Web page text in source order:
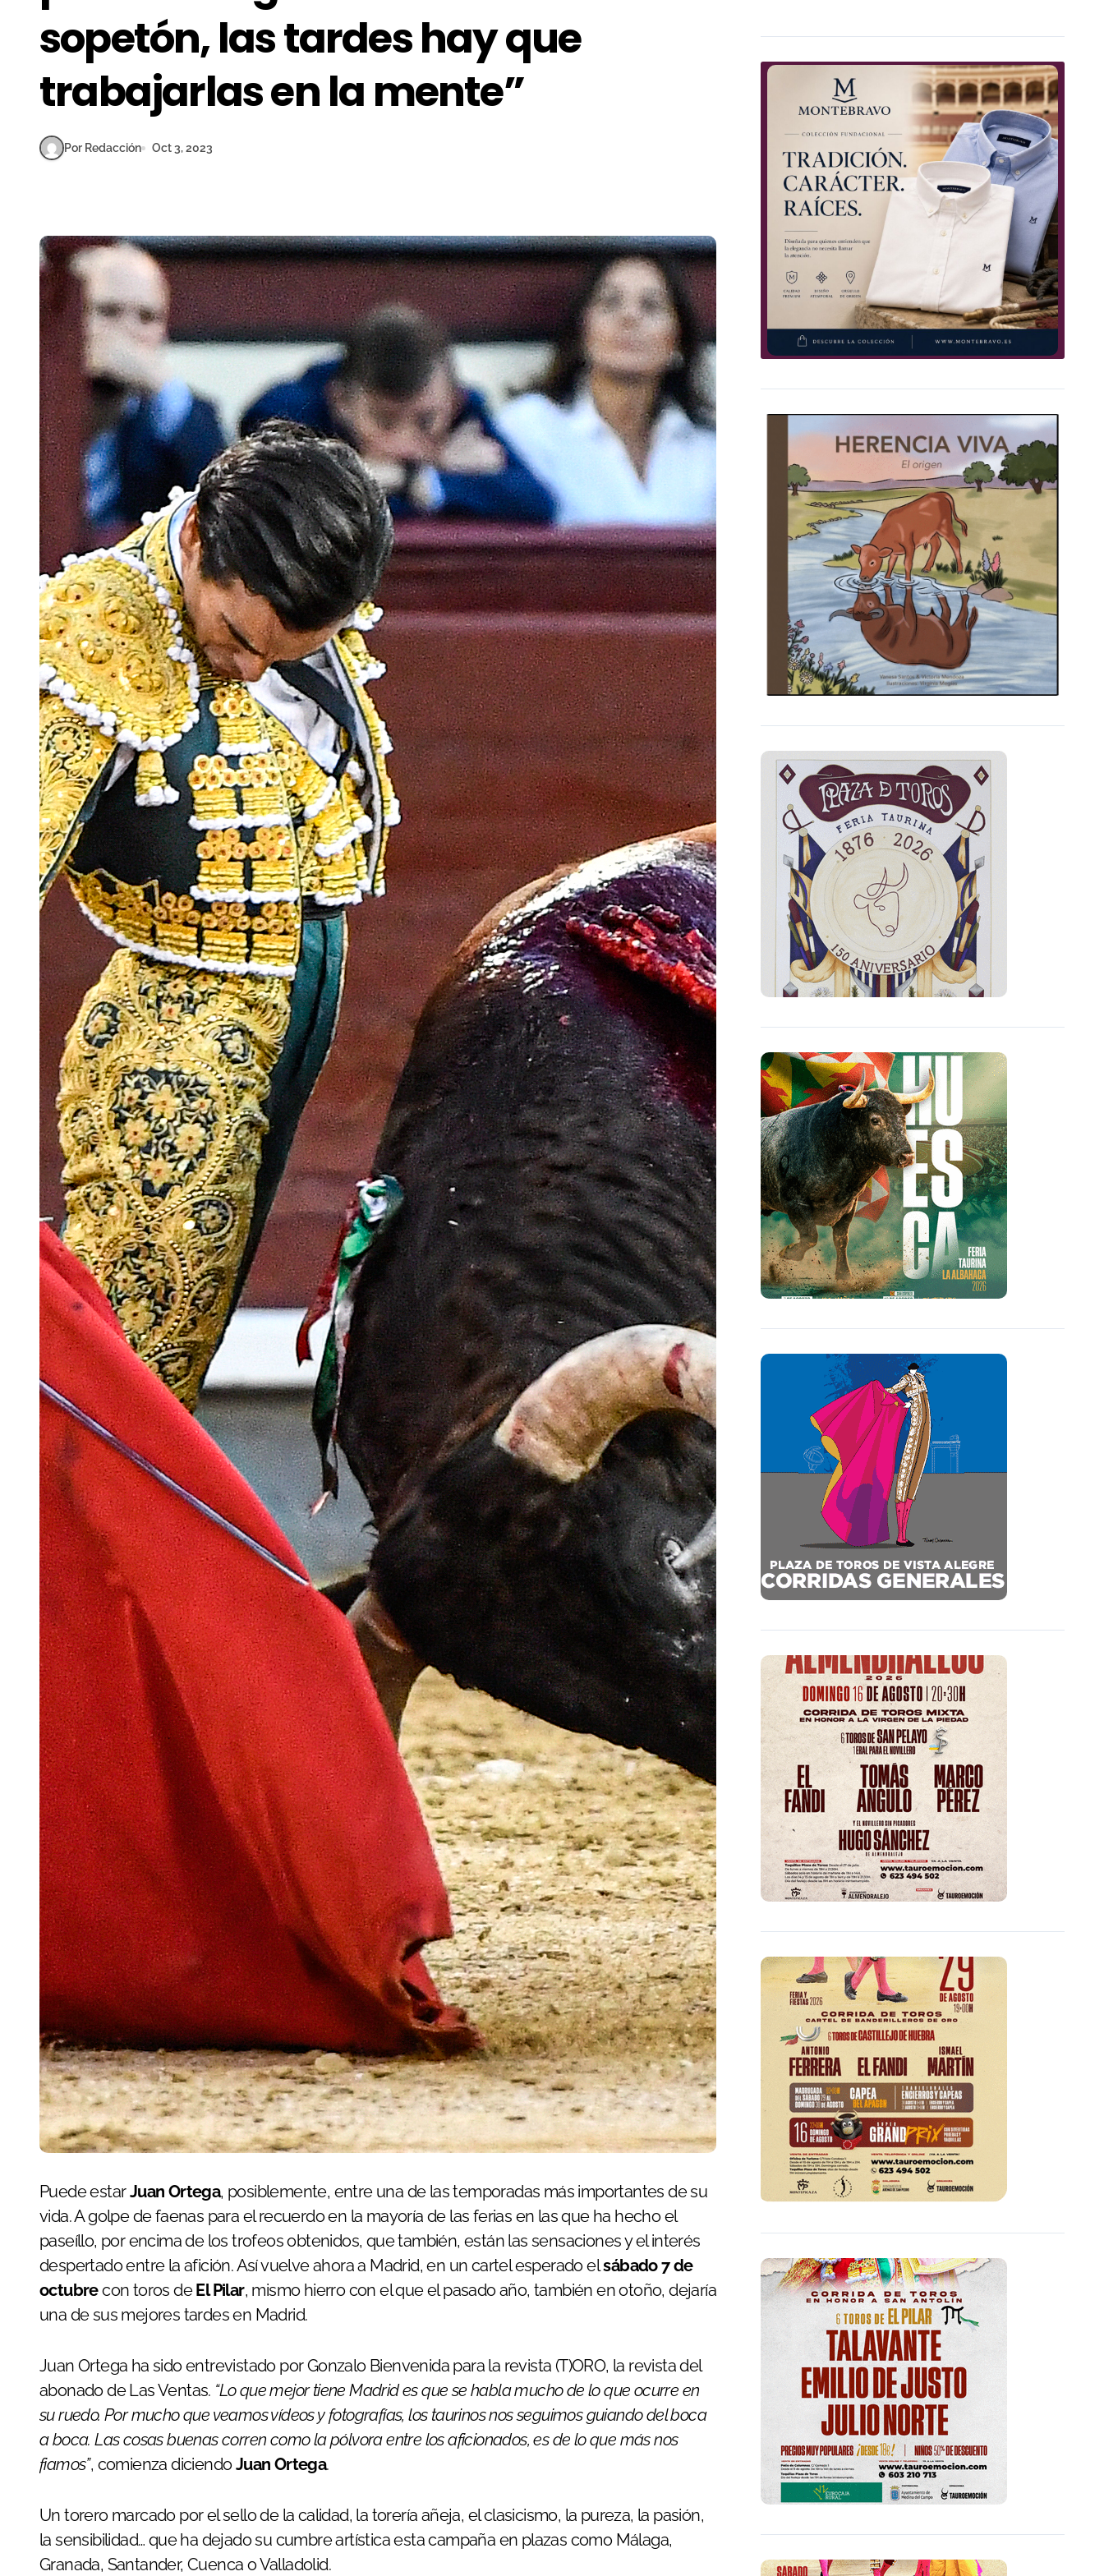
sopetón, las tardes hay que
trabajarlas en la mente”
Por Redacción Oct 3, 2023
Puede estarJuan Ortega, posiblemente, entre una de las temporadas más importantes de su
vida. A golpe de faenas para el recuerdo en la mayoría de las ferias en las que ha hecho el
paseíllo, por encima de los trofeos obtenidos, que también, están las sensaciones y el interés
despertado entre la afición. Así vuelve ahora a Madrid, en un cartel esperado elsábado 7 de
octubrecon toros deEl Pilar, mismo hierro con el que el pasado año, también en otoño, dejaría
una de sus mejores tardes en Madrid.
Juan Ortega ha sido entrevistado por Gonzalo Bienvenida para la revista (T)ORO, la revista del
abonado de Las Ventas. “Lo que mejor tiene Madrid es que se habla mucho de lo que ocurre en
su ruedo. Por mucho que veamos vídeos y fotografías, los taurinos nos seguimos guiando del boca
a boca. Las cosas buenas corren como la pólvora entre los aficionados, es de lo que más nos
fiamos”, comienza diciendoJuan Ortega.
Un torero marcado por el sello de la calidad, la torería añeja, el clasicismo, la pureza, la pasión,
la sensibilidad… que ha dejado su cumbre artística esta campaña en plazas como Málaga,
Granada, Santander, Cuenca o Valladolid.